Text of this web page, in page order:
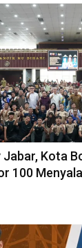
Kota
100 Menyala